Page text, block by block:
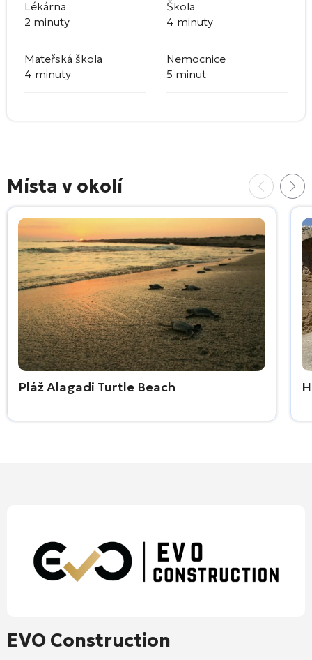
Lékárna
2 minuty
Škola
4 minuty
Mateřská škola
4 minuty
Nemocnice
5 minut
Místa v okolí
Pláž Alagadi Turtle Beach
EVO Construction